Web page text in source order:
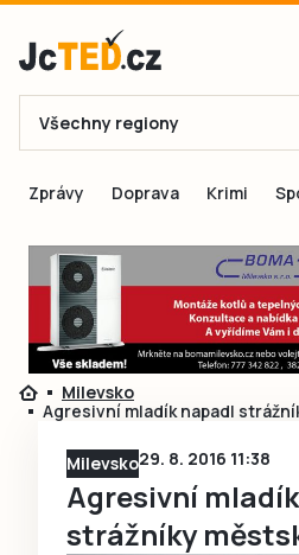
E-mail
Přihlásit
Ještě nemám účet,
Všechny regiony
Zprávy Doprava Krimi
Milevsko
Agresivní mladík napadl
Milevsko29. 8. 2016 11:38
Agresivní
strážníky